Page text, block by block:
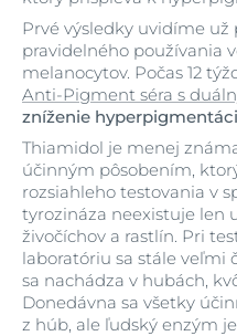
Prvé výsledky uvidíme už
pravidelného používania
melanocytov. Počas 12
Anti-Pigment séra s
zníženie
Thiamidol je menej
účinným pôsobením,
rozsiahleho testovania v
tyrozináza neexistuje len
živočíchov a rastlín. Pri
laboratóriu sa stále veľmi
sa nachádza v hubách,
Donedávna sa všetky
z húb, ale ľudský enzým